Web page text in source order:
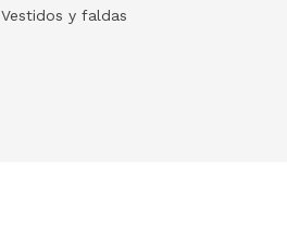
Vestidos y faldas